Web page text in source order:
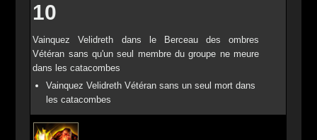
10
Vainquez Velidreth dans le Berceau des ombres
Vétéran sans qu'un seul membre du groupe ne meure
dans les catacombes
Vainquez Velidreth Vétéran sans un seul mort dans
les catacombes